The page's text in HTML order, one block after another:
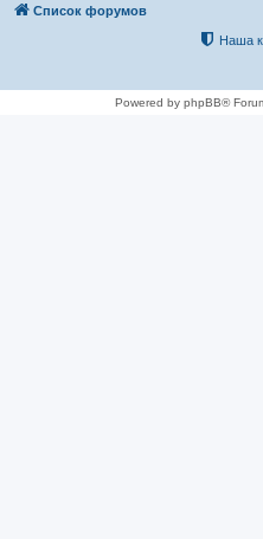
Список форумов
Наша
Powered by phpBB®